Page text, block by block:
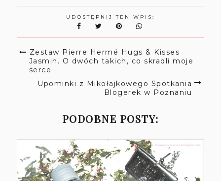
UDOSTĘPNIJ TEN WPIS:
Zestaw Pierre Hermé Hugs & Kisses
Jasmin. O dwóch takich, co skradli moje
serce
Upominki z Mikołajkowego Spotkania
Blogerek w Poznaniu
PODOBNE POSTY: